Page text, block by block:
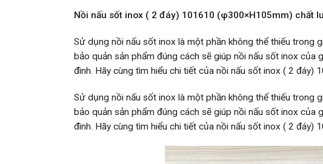
Nồi nấu sốt inox ( 2 đáy) 101610 (φ300×H105mm) chất
Sử dụng nồi nấu sốt inox là một phần không thể thiếu trong
bảo quản sản phẩm đúng cách sẽ giúp nồi nấu sốt inox của
đình. Hãy cùng tìm hiểu chi tiết của nồi nấu sốt inox ( 2
Sử dụng nồi nấu sốt inox là một phần không thể thiếu trong
bảo quản sản phẩm đúng cách sẽ giúp nồi nấu sốt inox của
đình. Hãy cùng tìm hiểu chi tiết của nồi nấu sốt inox ( 2